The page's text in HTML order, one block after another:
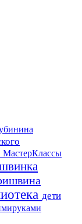
МастерКлассы
дети